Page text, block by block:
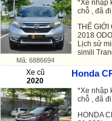
Mã: 6886694
*Xe nhập
chỗ , đã đi
THẾ GIỚI
2018
Lịch sử
simili
Xe cũ
2020
Honda
*Xe nhập
chỗ , đã đi
HONDA